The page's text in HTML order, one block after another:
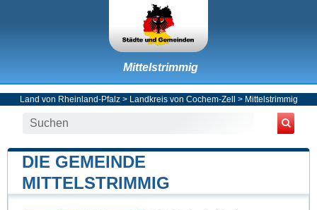
Mittelstrimmig
Land von Rheinland-Pfalz> Landkreis von Cochem-Zell > Mittelstrimmig
DIE GEMEINDE
MITTELSTRIMMIG